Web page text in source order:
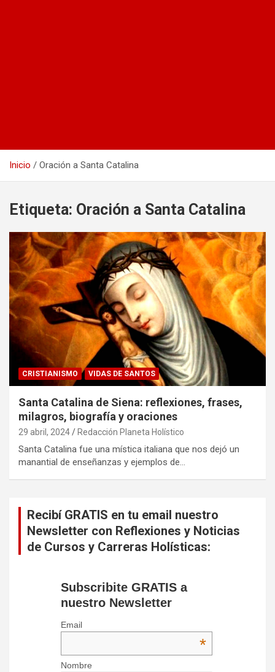
Inicio Oración a Santa Catalina
Etiqueta: Oración a Santa Catalina
CRISTIANISMO VIDAS DE SANTOS
Santa Catalina de Siena: reflexiones, frases,
milagros, biografía y oraciones
29 abril, 2024 Redacción Planeta Holístico
Santa Catalina fue una mística italiana que nos dejó un
manantial de enseñanzas y ejemplos de…
Recibí GRATIS en tu email nuestro
Newsletter con Reflexiones y Noticias
de Cursos y Carreras Holísticas:
Subscribite GRATIS a
nuestro Newsletter
Email
*
Nombre